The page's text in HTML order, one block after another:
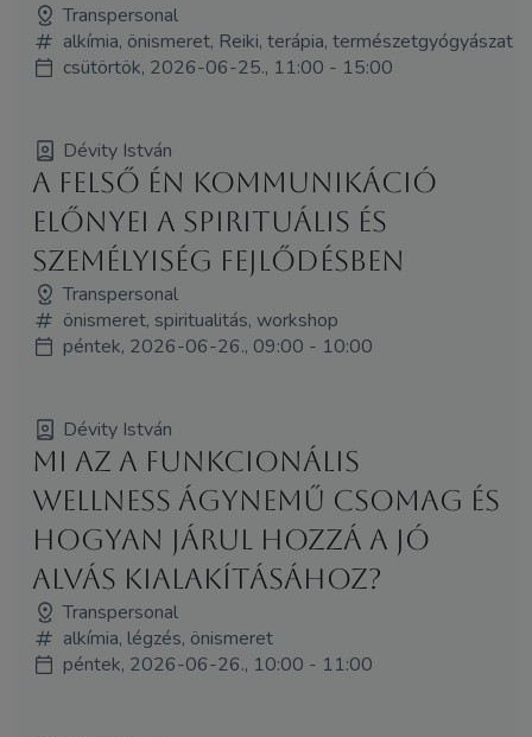
Transpersonal
alkímia, önismeret, Reiki, terápia, természetgyógyászat
csütörtök, 2026-06-25., 11:00 - 15:00
Dévity István
A Felső Én kommunikáció
előnyei a spirituális és
személyiség fejlődésben
Transpersonal
önismeret, spiritualitás, workshop
péntek, 2026-06-26., 09:00 - 10:00
Dévity István
Mi az a funkcionális
wellness ágynemű csomag és
hogyan járul hozzá a jó
alvás kialakításához?
Transpersonal
alkímia, légzés, önismeret
péntek, 2026-06-26., 10:00 - 11:00